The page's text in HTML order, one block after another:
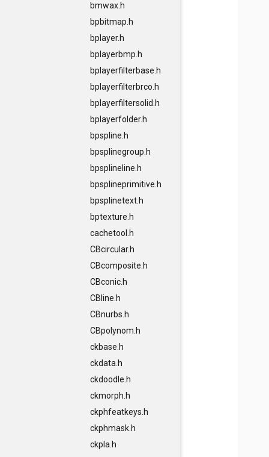
bmwax.h
bpbitmap.h
bplayer.h
bplayerbmp.h
bplayerfilterbase.h
bplayerfilterbrco.h
bplayerfiltersolid.h
bplayerfolder.h
bpspline.h
bpsplinegroup.h
bpsplineline.h
bpsplineprimitive.h
bpsplinetext.h
bptexture.h
cachetool.h
CBcircular.h
CBcomposite.h
CBconic.h
CBline.h
CBnurbs.h
CBpolynom.h
ckbase.h
ckdata.h
ckdoodle.h
ckmorph.h
ckphfeatkeys.h
ckphmask.h
ckpla.h